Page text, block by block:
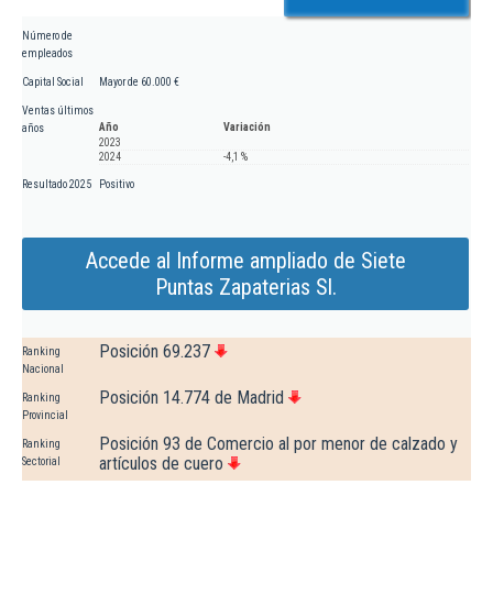
Número de
empleados
Capital Social Mayor de 60.000 €
Ventas últimos
años
Año
Variación
2023
2024
-4,1 %
Resultado 2025 Positivo
Accede al Informe ampliado de Siete
Puntas Zapaterias Sl.
Ranking
Nacional
Posición 69.237
Ranking
Provincial
Posición 14.774 de Madrid
Ranking
Sectorial
Posición 93 de Comercio al por menor de calzado y
artículos de cuero